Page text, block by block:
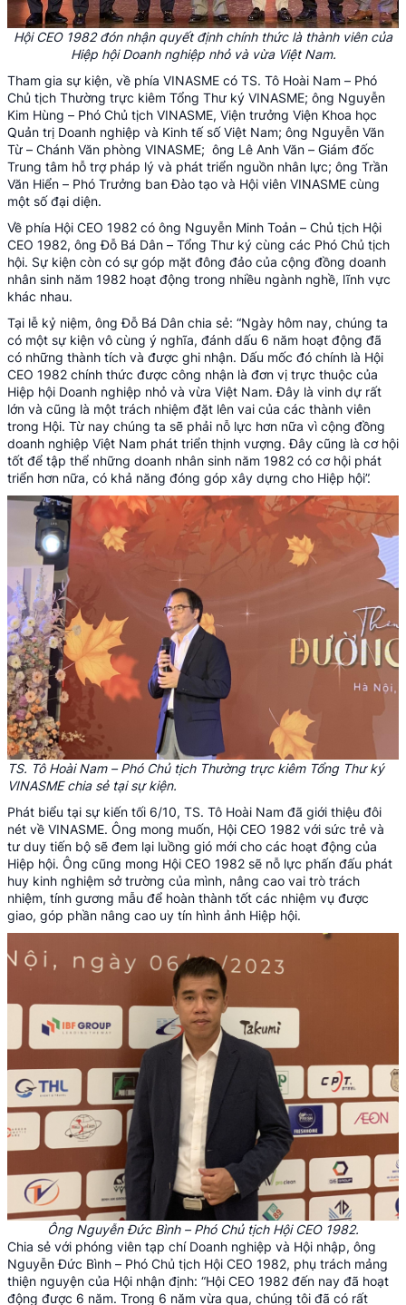
Hội CEO 1982 đón nhận quyết định chính thức là thành viên của
Hiệp hội Doanh nghiệp nhỏ và vừa Việt Nam.
Tham gia sự kiện, về phía VINASME có TS. Tô Hoài Nam – Phó
Chủ tịch Thường trực kiêm Tổng Thư ký VINASME; ông Nguyễn
Kim Hùng – Phó Chủ tịch VINASME, Viện trưởng Viện Khoa học
Quản trị Doanh nghiệp và Kinh tế số Việt Nam; ông Nguyễn Văn
Từ – Chánh Văn phòng VINASME; ông Lê Anh Văn – Giám đốc
Trung tâm hỗ trợ pháp lý và phát triển nguồn nhân lực; ông Trần
Văn Hiển – Phó Trưởng ban Đào tạo và Hội viên VINASME cùng
một số đại diện.
Về phía Hội CEO 1982 có ông Nguyễn Minh Toản – Chủ tịch Hội
CEO 1982, ông Đỗ Bá Dân – Tổng Thư ký cùng các Phó Chủ tịch
hội. Sự kiện còn có sự góp mặt đông đảo của cộng đồng doanh
nhân sinh năm 1982 hoạt động trong nhiều ngành nghề, lĩnh vực
khác nhau.
Tại lễ kỷ niệm, ông Đỗ Bá Dân chia sẻ: “Ngày hôm nay, chúng ta
có một sự kiện vô cùng ý nghĩa, đánh dấu 6 năm hoạt động đã
có những thành tích và được ghi nhận. Dấu mốc đó chính là Hội
CEO 1982 chính thức được công nhận là đơn vị trực thuộc của
Hiệp hội Doanh nghiệp nhỏ và vừa Việt Nam. Đây là vinh dự rất
lớn và cũng là một trách nhiệm đặt lên vai của các thành viên
trong Hội. Từ nay chúng ta sẽ phải nỗ lực hơn nữa vì cộng đồng
doanh nghiệp Việt Nam phát triển thịnh vượng. Đây cũng là cơ hội
tốt để tập thể những doanh nhân sinh năm 1982 có cơ hội phát
triển hơn nữa, có khả năng đóng góp xây dựng cho Hiệp hội”.
TS. Tô Hoài Nam – Phó Chủ tịch Thường trực kiêm Tổng Thư ký
VINASME chia sẻ tại sự kiện.
Phát biểu tại sự kiến tối 6/10, TS. Tô Hoài Nam đã giới thiệu đôi
nét về VINASME. Ông mong muốn, Hội CEO 1982 với sức trẻ và
tư duy tiến bộ sẽ đem lại luồng gió mới cho các hoạt động của
Hiệp hội. Ông cũng mong Hội CEO 1982 sẽ nỗ lực phấn đấu phát
huy kinh nghiệm sở trường của mình, nâng cao vai trò trách
nhiệm, tính gương mẫu để hoàn thành tốt các nhiệm vụ được
giao, góp phần nâng cao uy tín hình ảnh Hiệp hội.
Ông Nguyễn Đức Bình – Phó Chủ tịch Hội CEO 1982.
Chia sẻ với phóng viên tạp chí Doanh nghiệp và Hội nhập, ông
Nguyễn Đức Bình – Phó Chủ tịch Hội CEO 1982, phụ trách mảng
thiện nguyện của Hội nhận định: “Hội CEO 1982 đến nay đã hoạt
động được 6 năm. Trong 6 năm vừa qua, chúng tôi đã có rất